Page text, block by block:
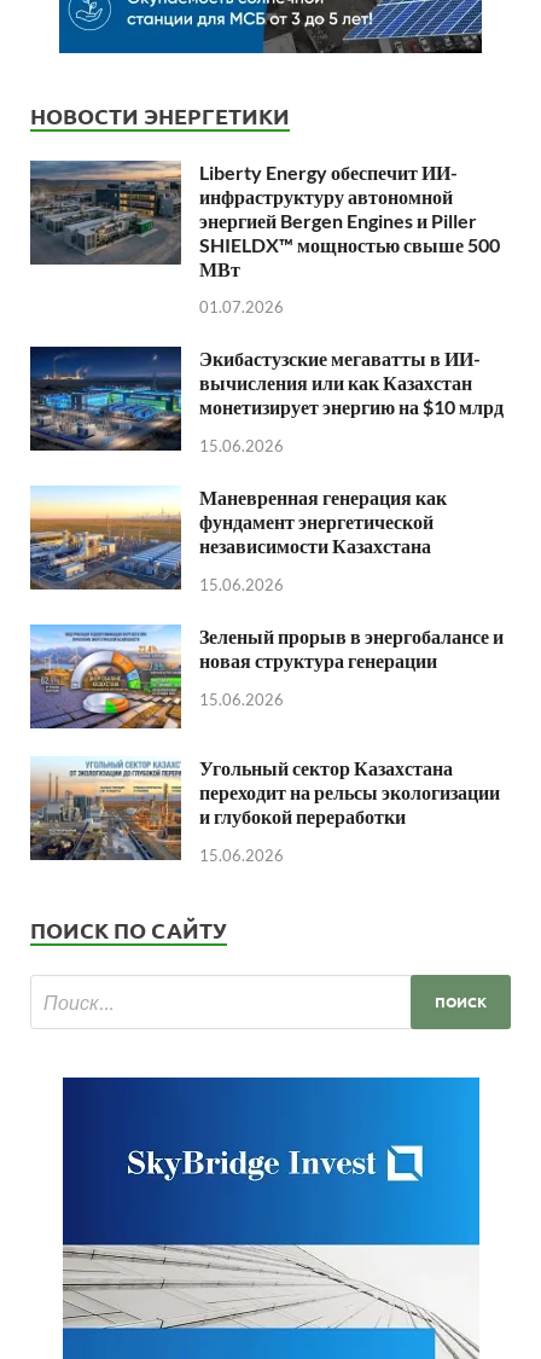
НОВОСТИ ЭНЕРГЕТИКИ
Liberty Energy обеспечит ИИ-
инфраструктуру автономной
энергией Bergen Engines и Piller
SHIELDX™ мощностью свыше 500
МВт
01.07.2026
Экибастузские мегаватты в ИИ-
вычисления или как Казахстан
монетизирует энергию на $10 млрд
15.06.2026
Маневренная генерация как
фундамент энергетической
независимости Казахстана
15.06.2026
Зеленый прорыв в энергобалансе и
новая структура генерации
15.06.2026
Угольный сектор Казахстана
переходит на рельсы экологизации
и глубокой переработки
15.06.2026
ПОИСК ПО САЙТУ